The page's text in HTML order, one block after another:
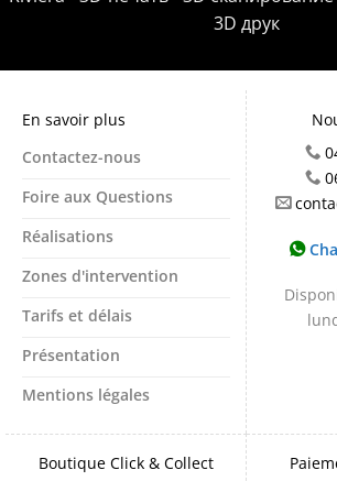
3D друк
En savoir plus
Contactez-nous
Foire aux Questions
Réalisations
Zones d'intervention
Tarifs et délais
Présentation
Mentions légales
Boutique Click & Collect